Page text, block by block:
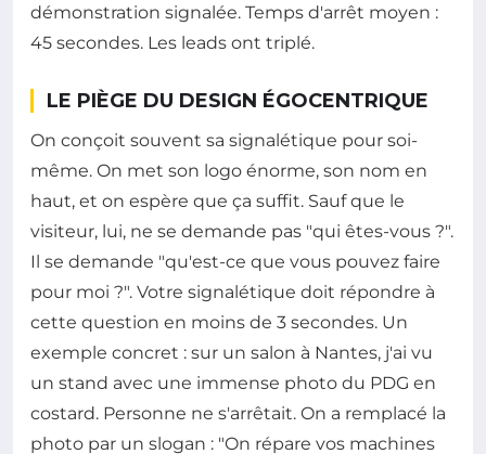
démonstration signalée. Temps d'arrêt moyen :
45 secondes. Les leads ont triplé.
LE PIÈGE DU DESIGN ÉGOCENTRIQUE
On conçoit souvent sa signalétique pour soi-
même. On met son logo énorme, son nom en
haut, et on espère que ça suffit. Sauf que le
visiteur, lui, ne se demande pas "qui êtes-vous ?".
Il se demande "qu'est-ce que vous pouvez faire
pour moi ?". Votre signalétique doit répondre à
cette question en moins de 3 secondes. Un
exemple concret : sur un salon à Nantes, j'ai vu
un stand avec une immense photo du PDG en
costard. Personne ne s'arrêtait. On a remplacé la
photo par un slogan : "On répare vos machines